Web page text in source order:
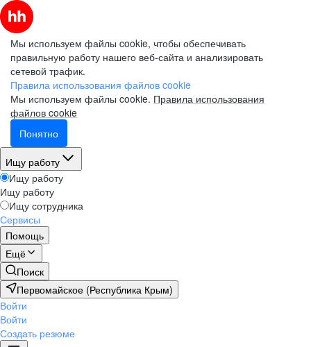
Мы используем файлы cookie, чтобы обеспечивать
правильную работу нашего веб-сайта и анализировать
сетевой трафик.
Правила использования файлов cookie
Мы используем файлы cookie. Правила использования
файлов cookie
Понятно
Ищу работу
Ищу работу
Ищу работу
Ищу сотрудника
Сервисы
Помощь
Ещё
Поиск
Первомайское (Республика Крым)
Войти
Войти
Создать резюме